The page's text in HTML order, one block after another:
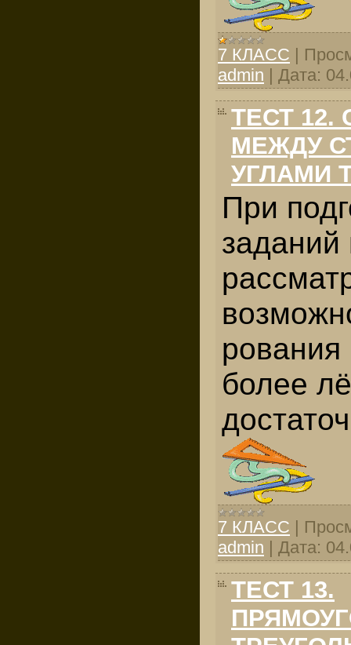
7 КЛАСС |
admin | Дата:
ТЕСТ
МЕЖДУ
УГЛАМИ
При
рования
более
7 КЛАСС |
admin | Дата:
ТЕСТ 13.